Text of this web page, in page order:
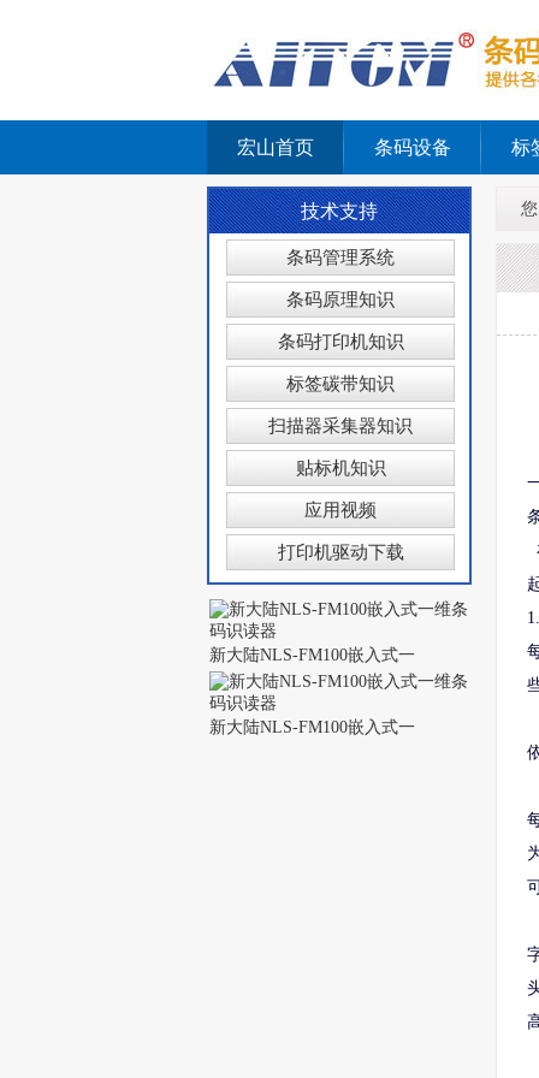
宏山首页 条码设备 标
技术支持
条码管理系统
条码原理知识
条码打印机知识
标签碳带知识
扫描器采集器知识
贴标机知识
应用视频
打印机驱动下载
新大陆NLS-FM100嵌入式一
新大陆NLS-FM100嵌入式一